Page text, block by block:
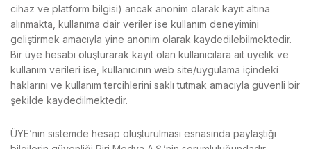
cihaz ve platform bilgisi) ancak anonim olarak kayıt altına
alınmakta, kullanıma dair veriler ise kullanım deneyimini
geliştirmek amacıyla yine anonim olarak kaydedilebilmektedir.
Bir üye hesabı oluşturarak kayıt olan kullanıcılara ait üyelik ve
kullanım verileri ise, kullanıcının web site/uygulama içindeki
haklarını ve kullanım tercihlerini saklı tutmak amacıyla güvenli bir
şekilde kaydedilmektedir.
ÜYE’nin sistemde hesap oluşturulması esnasında paylaştığı